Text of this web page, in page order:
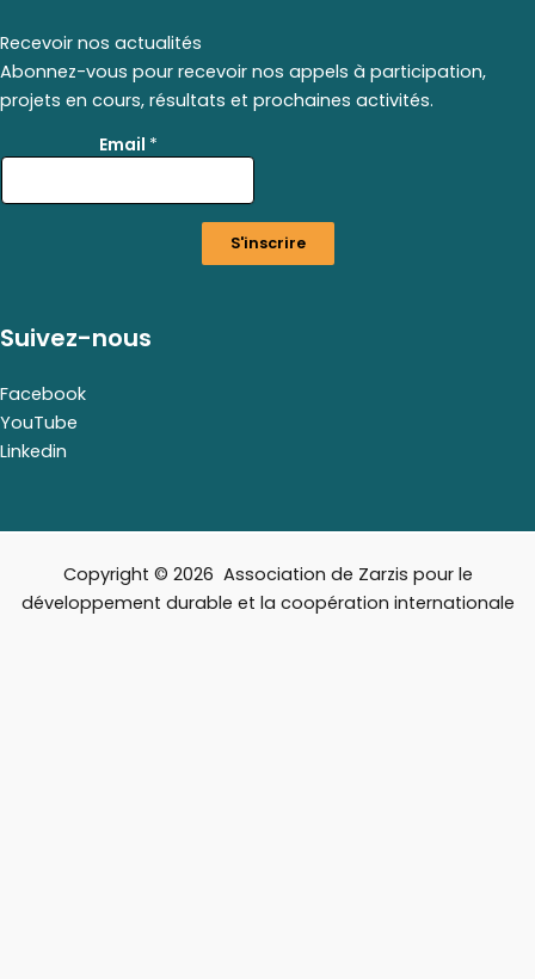
Recevoir nos actualités
Abonnez-vous pour recevoir nos appels à participation,
projets en cours, résultats et prochaines activités.
l
E
m
Email *
S'inscrire
Suivez-nous
Facebook
YouTube
Linkedin
Copyright © 2026 Association de Zarzis pour le
développement durable et la coopération internationale